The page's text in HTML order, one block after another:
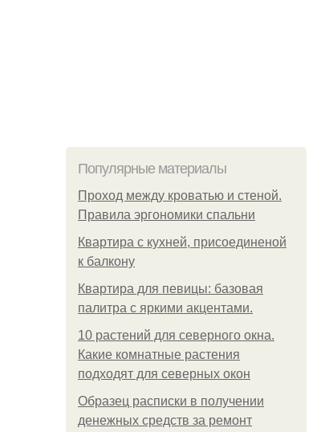
Популярные материалы
Проход между кроватью и стеной.
Правила эргономики спальни
Квартира с кухней, присоединеной
к балкону
Квартира для певицы: базовая
палитра с яркими акцентами.
10 растений для северного окна.
Какие комнатные растения
подходят для северных окон
Образец расписки в получении
денежных средств за ремонт